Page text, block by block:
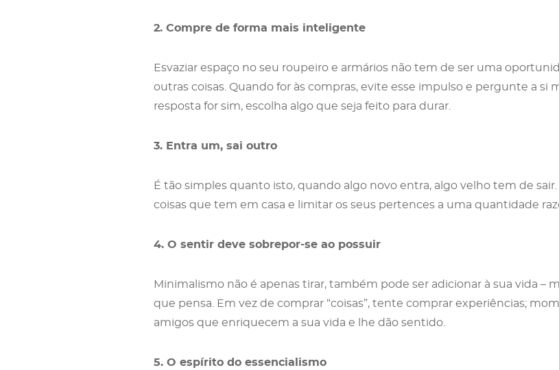
2. Compre de forma mais inteligente
Esvaziar espaço no seu roupeiro e armários não tem de ser uma
outras coisas. Quando for às compras, evite esse impulso e pergunte a si
resposta for sim, escolha algo que seja feito para durar.
3. Entra um, sai outro
É tão simples quanto isto, quando algo novo entra, algo velho tem de
coisas que tem em casa e limitar os seus pertences a uma quantidade
4. O sentir deve sobrepor-se ao possuir
Minimalismo não é apenas tirar, também pode ser adicionar à sua vida –
que pensa. Em vez de comprar “coisas”, tente comprar experiências;
amigos que enriquecem a sua vida e lhe dão sentido.
5. O espírito do essencialismo